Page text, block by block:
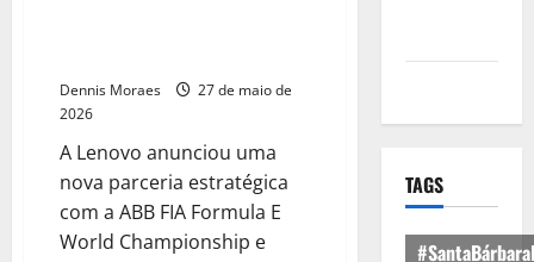
Dennis Moraes
27 de maio de
2026
A Lenovo anunciou uma
nova parceria estratégica
com a ABB FIA Formula E
World Championship e
TAGS